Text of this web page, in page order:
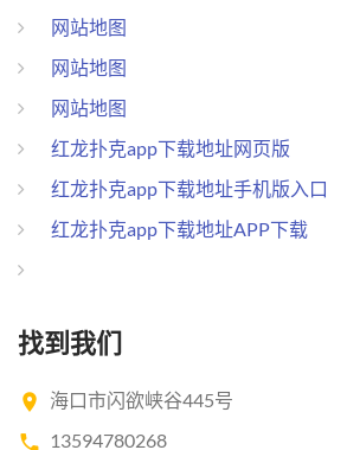
网站地图
网站地图
网站地图
红龙扑克app下载地址网页版
红龙扑克app下载地址手机版入口
红龙扑克app下载地址APP下载
找到我们
海口市闪欲峡谷445号
13594780268